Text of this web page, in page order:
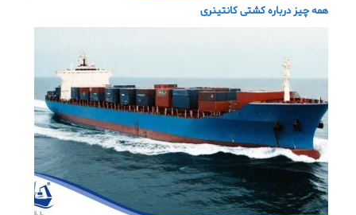
همه چیز درباره کشتی کانتینری